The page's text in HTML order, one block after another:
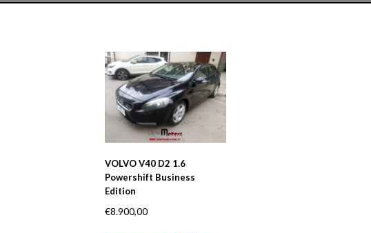
VOLVO V40 D2 1.6
Powershift Business
Edition
€8.900,00